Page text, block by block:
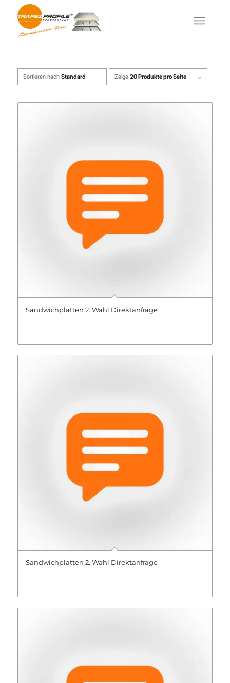
Sortieren nach Standard Zeige 20 Produkte pro Seite
Sandwichplatten 2. Wahl Direktanfrage
Sandwichplatten 2. Wahl Direktanfrage